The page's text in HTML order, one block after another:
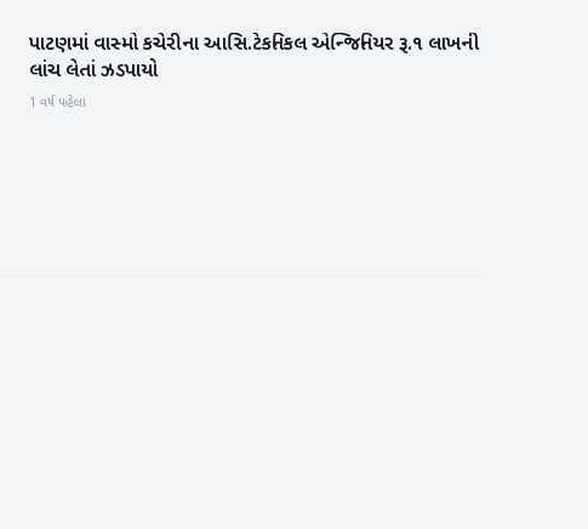
પાટણ
પાટણમાં વાસ્મો કચેરીના આસિ.ટેકનિકલ એન્જિનિયર રૂ.૧ લાખની
લાંચ લેતાં ઝડપાયો
1 વર્ષ પહેલા